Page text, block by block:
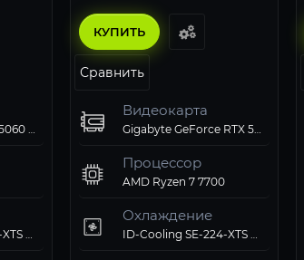
Palit GeForce RTX 5060 Dual
ID-Cooling SE-224-XTS ARGB PWM
КУПИТЬ
Сравнить
Видеокарта
Gigabyte GeForce RTX 5060 Ti EAGLE OC 8Gb
Процессор
AMD Ryzen 7 7700
Охлаждение
ID-Cooling SE-224-XTS ARGB PWM